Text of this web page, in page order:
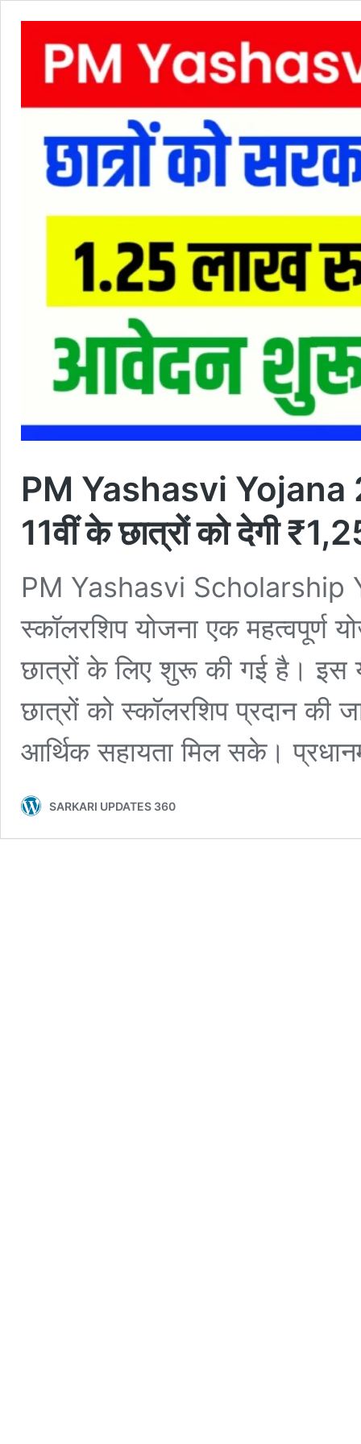
PM Yashasvi Yojana
11वीं के छात्रों को देगी
PM Yashasvi Scholarship
स्कॉलरशिप योजना एक महत्वपूर्ण
छात्रों के लिए शुरू की गई है। इस
छात्रों को स्कॉलरशिप प्रदान की
आर्थिक सहायता मिल सके।
SARKARI UPDATES 360